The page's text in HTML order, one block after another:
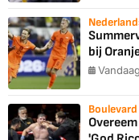
bij
Boulevard